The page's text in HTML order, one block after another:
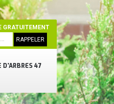
D'ARBRES 47
GRATUITEMENT